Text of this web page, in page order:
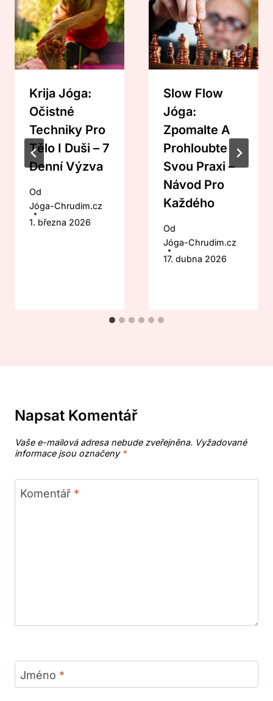
Krija Jóga:
Očistné
Techniky Pro
Tělo I Duši – 7
Denní Výzva
Od
Jóga-Chrudim.cz
1. března 2026
Slow Flow
Jóga:
Zpomalte A
Prohloubte
Svou Praxi –
Návod Pro
Každého
Od
Jóga-Chrudim.cz
17. dubna 2026
Napsat Komentář
Vaše e-mailová adresa nebude zveřejněna. Vyžadované
informace jsou označeny *
Komentář *
Jméno *